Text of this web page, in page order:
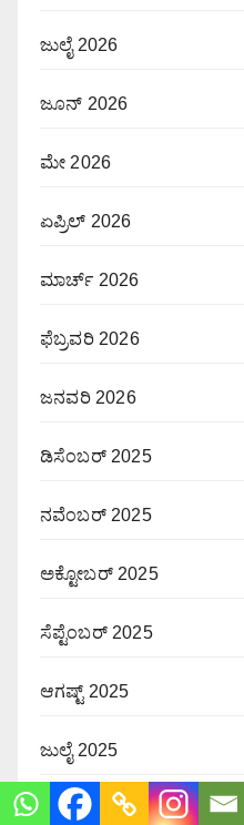
ಜುಲೈ 2026
ಜೂನ್ 2026
ಮೇ 2026
ಏಪ್ರಿಲ್ 2026
ಮಾರ್ಚ್ 2026
ಫೆಬ್ರವರಿ 2026
ಜನವರಿ 2026
ಡಿಸೆಂಬರ್ 2025
ನವೆಂಬರ್ 2025
ಅಕ್ಟೋಬರ್ 2025
ಸೆಪ್ಟೆಂಬರ್ 2025
ಆಗಷ್ಟ್ 2025
ಜುಲೈ 2025
ಜೂನ್ 2025